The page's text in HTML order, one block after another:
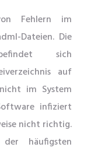
Fehlern im
Dateien. Die
sich
auf
im System
infiziert
nicht richtig.
häufigsten